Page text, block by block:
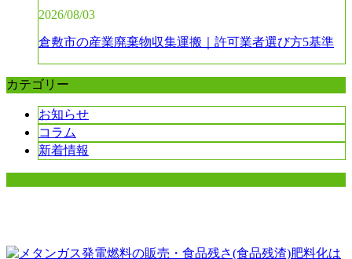
2026/08/03
倉敷市の産業廃棄物収集運搬｜許可業者選び方5基準
カテゴリー
お知らせ
コラム
新着情報